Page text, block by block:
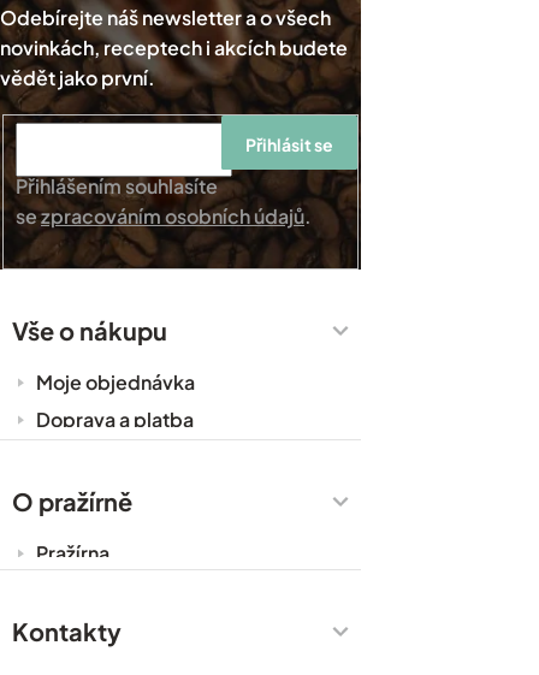
Přihlášením souhlasíte
sezpracováním osobních údajů.
Přihlásit se
Vše o nákupu
Moje objednávka
Doprava a platba
Zakázková výroba
Ochrana osobních údajů
O pražírně
Pražírna
Prodejny
Kontakty